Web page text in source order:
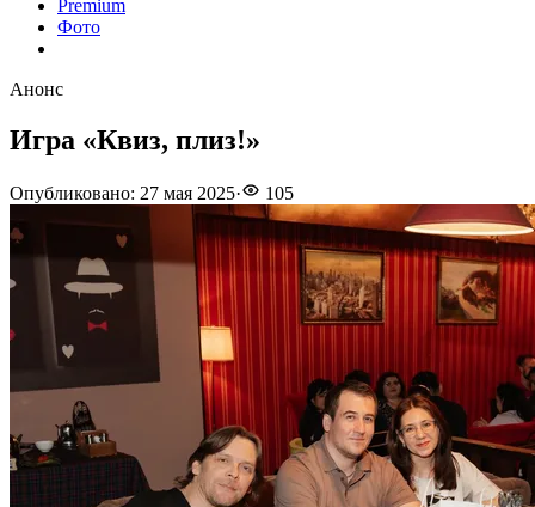
Premium
Фото
Анонс
Игра «Квиз, плиз!»
Опубликовано: 27 мая 2025· 105